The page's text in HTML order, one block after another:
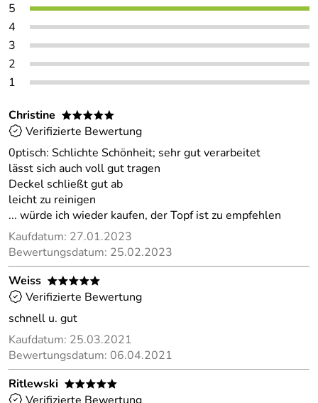
5
4
3
2
1
Christine *****
Verifizierte Bewertung
0ptisch: Schlichte Schönheit; sehr gut verarbeitet
lässt sich auch voll gut tragen
Deckel schließt gut ab
leicht zu reinigen
... würde ich wieder kaufen, der Topf ist zu empfehlen
Kaufdatum: 27.01.2023
Bewertungsdatum: 25.02.2023
Weiss
*****
Verifizierte Bewertung
schnell u. gut
Kaufdatum: 25.03.2021
Bewertungsdatum: 06.04.2021
Ritlewski
*****